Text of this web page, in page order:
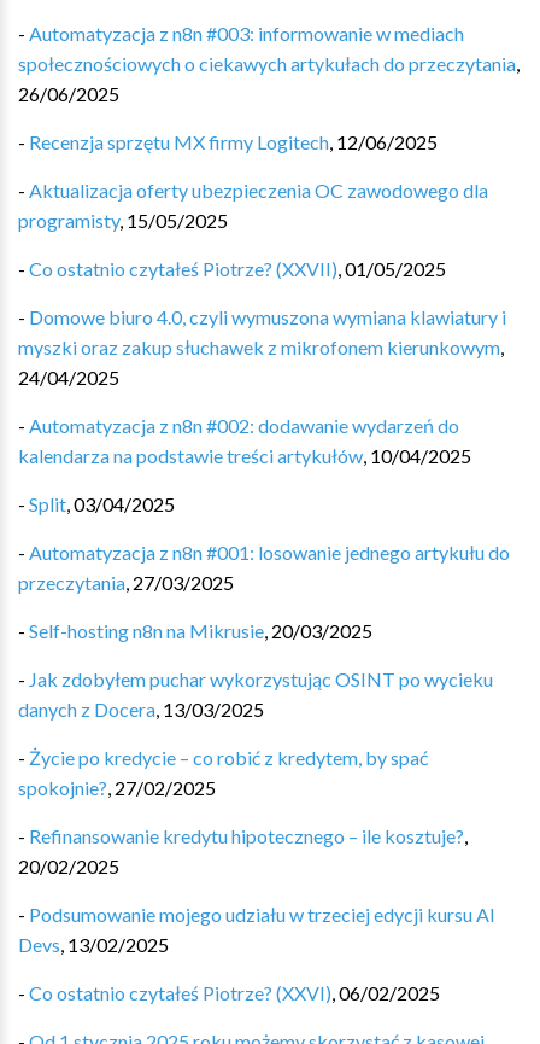
- Automatyzacja z n8n #003: informowanie w mediach
społecznościowych o ciekawych artykułach do przeczytania,
26/06/2025
- Recenzja sprzętu MX firmy Logitech, 12/06/2025
- Aktualizacja oferty ubezpieczenia OC zawodowego dla
programisty, 15/05/2025
- Co ostatnio czytałeś Piotrze? (XXVII),01/05/2025
- Domowe biuro 4.0, czyli wymuszona wymiana klawiatury i
myszki oraz zakup słuchawek z mikrofonem kierunkowym,
24/04/2025
- Automatyzacja z n8n #002: dodawanie wydarzeń do
kalendarza na podstawie treści artykułów, 10/04/2025
- Split,03/04/2025
- Automatyzacja z n8n #001: losowanie jednego artykułu do
przeczytania, 27/03/2025
- Self-hosting n8n na Mikrusie, 20/03/2025
- Jak zdobyłem puchar wykorzystując OSINT po wycieku
danych z Docera, 13/03/2025
- Życie po kredycie – co robić z kredytem, by spać
spokojnie?, 27/02/2025
- Refinansowanie kredytu hipotecznego – ile kosztuje?,
20/02/2025
- Podsumowanie mojego udziału w trzeciej edycji kursu AI
Devs, 13/02/2025
- Co ostatnio czytałeś Piotrze? (XXVI),06/02/2025